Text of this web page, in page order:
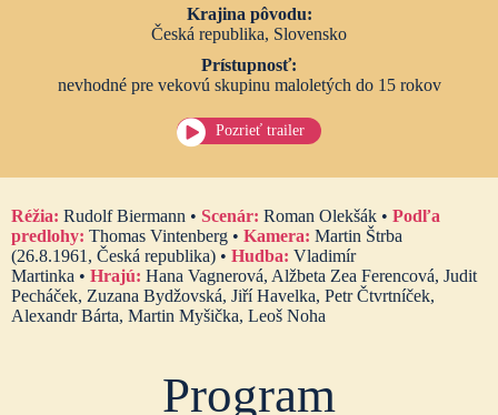
Krajina pôvodu:
Česká republika, Slovensko
Prístupnosť:
nevhodné pre vekovú skupinu maloletých do 15 rokov
Pozrieť trailer
Réžia: Rudolf Biermann • Scenár: Roman Olekšák • Podľa
predlohy: Thomas Vintenberg • Kamera: Martin Štrba
(26.8.1961, Česká republika) • Hudba: Vladimír
Martinka • Hrajú: Hana Vagnerová, Alžbeta Zea Ferencová, Judit
Pecháček, Zuzana Bydžovská, Jiří Havelka, Petr Čtvrtníček,
Alexandr Bárta, Martin Myšička, Leoš Noha
Program